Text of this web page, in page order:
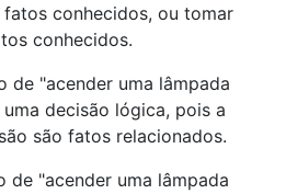
conhecidos, ou tomar
conhecidos.
de "acender uma lâmpada
decisão lógica, pois a
são fatos relacionados.
de "acender uma lâmpada